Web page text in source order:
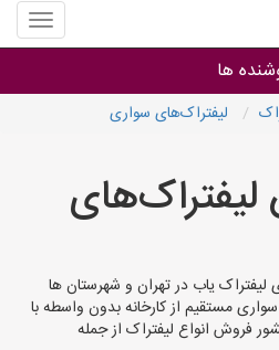
منوی
سایت
یاب
ها
استان ها
لیفتراک‌های سواری
یاب در تهران و شهرستان ها
مستقیم از کارخانه بدون واسطه با
فروش انواع لیفتراک از جمله